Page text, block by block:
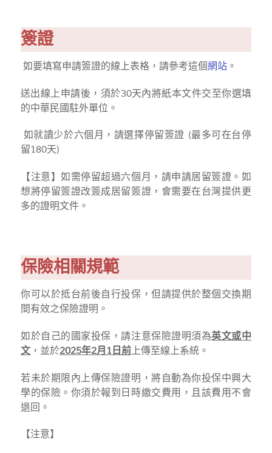
簽證
如要填寫申請簽證的線上表格，請參考這個網站 。
送出線上申請後，須於30天內將紙本文件交至你選填
的中華民國駐外單位。
如就讀少於六個月，請選擇停留簽證 (最多可在台停
留180天)
【注意】如需停留超過六個月，請申請居留簽證。如
想將停留簽證改簽成居留簽證，會需要在台灣提供更
多的證明文件。
保險相關規範
你可以於抵台前後自行投保，但請提供於整個交換期
間有效之保險證明。
如於自己的國家投保，請注意保險證明須為英文或中
文 ，並於2025年2月1日前上傳至線上系統。
若未於期限內上傳保險證明，將自動為你投保中興大
學的保險。你須於報到日時繳交費用，且該費用不會
退回。
【注意】